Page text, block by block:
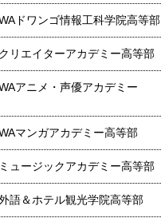
ドワンゴ情報工科学院高等部
リエイターアカデミー高等部
アニメ・声優アカデミー
マンガアカデミー高等部
ュージックアカデミー高等部
語＆ホテル観光学院高等部